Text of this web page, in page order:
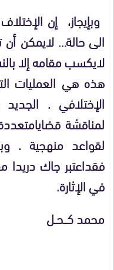
وبإيجاز، إن
الى حالة… لايمكن
لايكسب مقامه إلا
هذه هي العمليات
الإختلافي.
لمناقشة قضايا
لقواعد منهجية .
فقداعتبر جاك دريدا
في الإثارة.
محمد كـــحــل